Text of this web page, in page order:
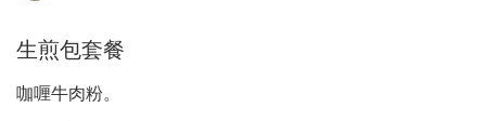
生煎包套餐
咖喱牛肉粉。